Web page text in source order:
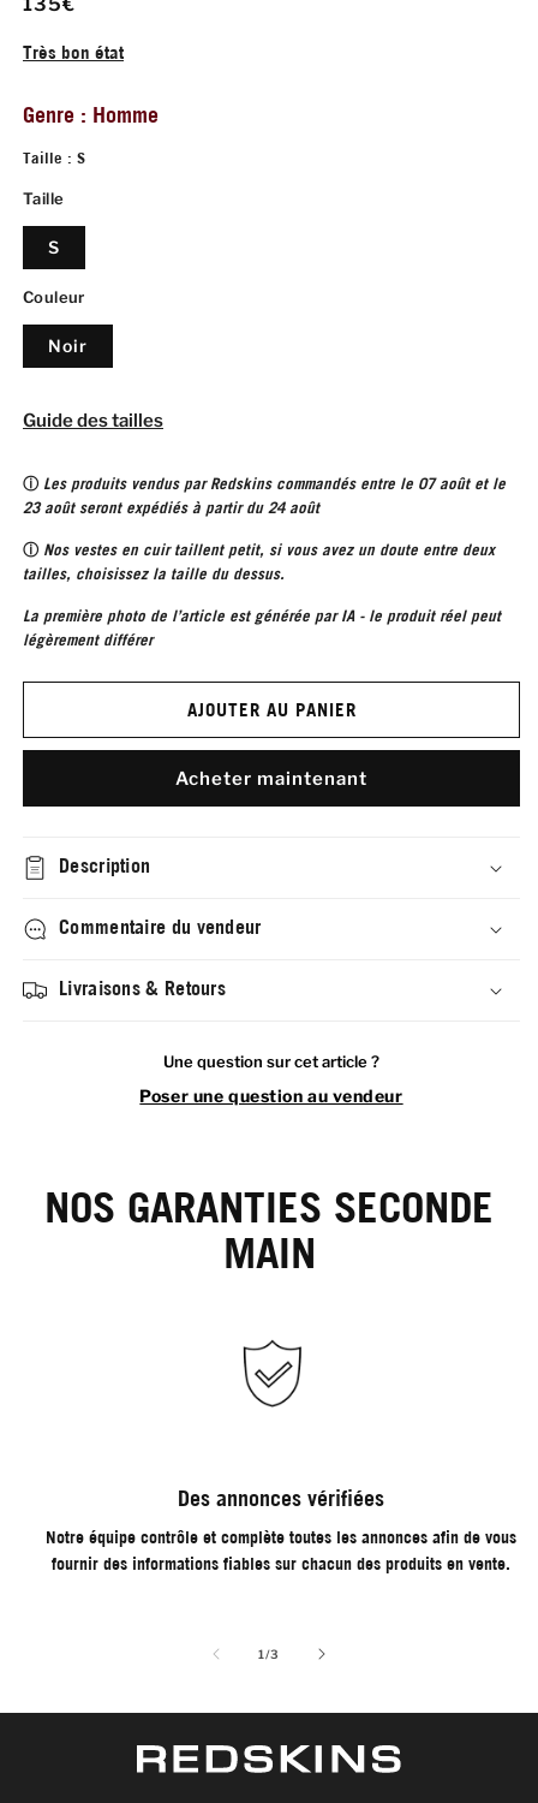
Très bon état
Genre : Homme
Taille : S
Taille
S
Couleur
Noir
Guide des tailles
ⓘ Les produits vendus par Redskins commandés entre le 07 août et le
23 août seront expédiés à partir du 24 août
ⓘ Nos vestes en cuir taillent petit, si vous avez un doute entre deux
tailles, choisissez la taille du dessus.
La première photo de l’article est générée par IA - le produit réel peut
légèrement différer
AJOUTER AU PANIER
Acheter maintenant
Description
Commentaire du vendeur
Livraisons & Retours
Une question sur cet article ?
Poser une question au vendeur
NOS GARANTIES SECONDE
MAIN
Des annonces vérifiées
Notre équipe contrôle et complète toutes les annonces afin de vous
fournir des informations fiables sur chacun des produits en vente.
1/de
3